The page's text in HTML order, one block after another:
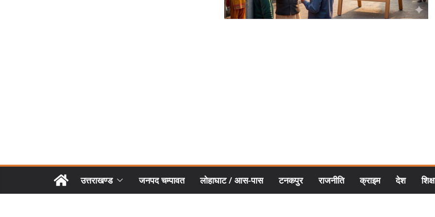
उत्तराखण्ड जनपद चम्पावत लोहाघाट / आस-पास टनकपुर राजनीति क्राइम देश